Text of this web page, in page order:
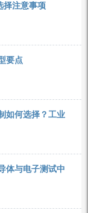
择注意事项
要点
如何选择？工业
体与电子测试中